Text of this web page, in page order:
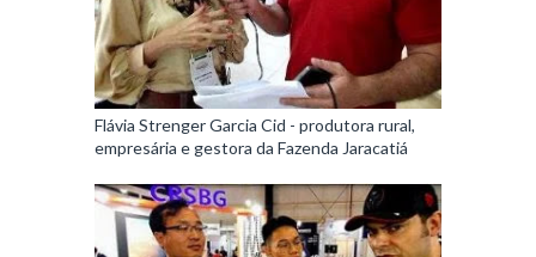
Flávia Strenger Garcia Cid - produtora rural,
empresária e gestora da Fazenda Jaracatiá